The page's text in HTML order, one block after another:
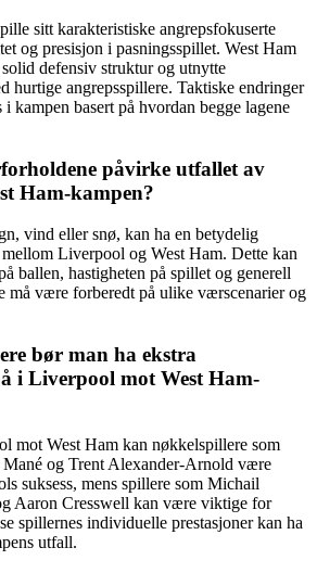
sitt karakteristiske angrepsfokuserte
og presisjon i pasningsspillet. West Ham
solid defensiv struktur og utnytte
hurtige angrepsspillere. Taktiske endringer
kampen basert på hvordan begge lagene
påvirke utfallet av
Ham-kampen?
vind eller snø, kan ha en betydelig
Liverpool og West Ham. Dette kan
ballen, hastigheten på spillet og generell
må være forberedt på ulike værscenarier og
bør man ha ekstra
i Liverpool mot West Ham-
mot West Ham kan nøkkelspillere som
Mané og Trent Alexander-Arnold være
suksess, mens spillere som Michail
Aaron Cresswell kan være viktige for
spillernes individuelle prestasjoner kan ha
utfall.